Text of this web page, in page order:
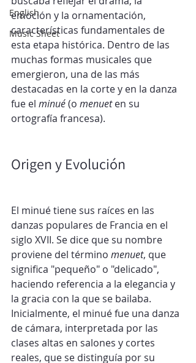
English
Music Sheet
emoción y la ornamentación,
características fundamentales de
esta etapa histórica. Dentro de las
muchas formas musicales que
emergieron, una de las más
destacadas en la corte y en la danza
fue el minué (o menuet en su
ortografía francesa).
Origen y Evolución
El minué tiene sus raíces en las
danzas populares de Francia en el
siglo XVII. Se dice que su nombre
proviene del término menuet, que
significa "pequeño" o "delicado",
haciendo referencia a la elegancia y
la gracia con la que se bailaba.
Inicialmente, el minué fue una danza
de cámara, interpretada por las
clases altas en salones y cortes
reales, que se distinguía por su